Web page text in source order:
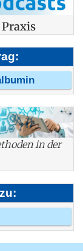
in der